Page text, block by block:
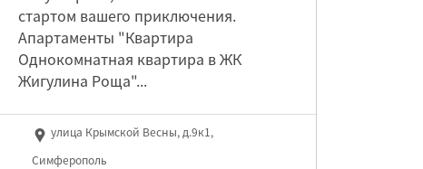
стартом вашего приключения.
Апартаменты "Квартира
Однокомнатная квартира в ЖК
Жигулина Роща"...
улица Крымской Весны, д.9к1,
Симферополь